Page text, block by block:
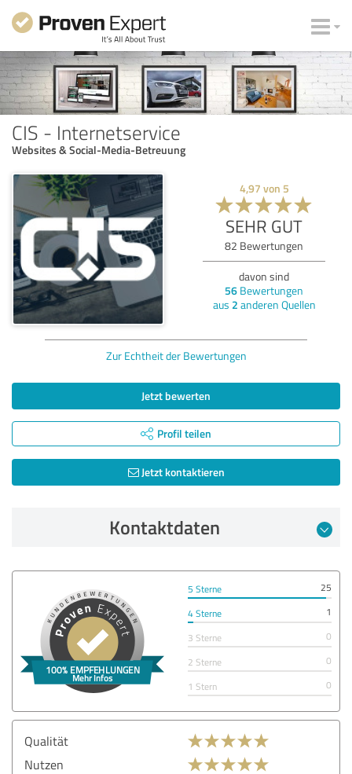
CIS - Internetservice
Websites & Social-Media-Betreuung
4,97 von 5
SEHR GUT
82 Bewertungen
davon sind
56 Bewertungen
aus 2 anderen Quellen
Zur Echtheit der Bewertungen
Jetzt bewerten
Profil teilen
Jetzt kontaktieren
Kontaktdaten
5 Sterne
25
4 Sterne
1
3 Sterne
0
2 Sterne
0
1 Stern
0
Qualität
Nutzen